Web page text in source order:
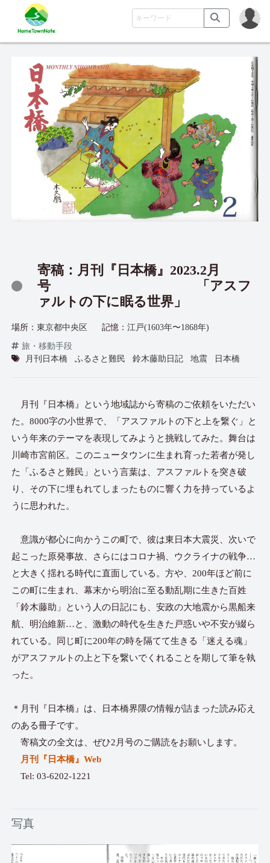
寄稿：月刊『日本橋』2023.2月
号 「アスフ
ァルトの下に眠る世界」
場所：東京都中央区 記憶：江戸(1603年〜1868年)
旅・移動手段
月刊日本橋
ふるさと難民 鈴木藤助日記 地震 日本橋
月刊『日本橋』という地域誌から寄稿のご依頼をいただい
た。8000字の小世界で、「アスファルトの下と上を繋ぐ」と
いう年来のテーマを表現してみようと挑戦してみた。舞台は
川崎市宮前区。このニュータウンに生まれ育った若者が発し
た「ふるさと難民」という言葉は、アスファルトを突き破
り、その下に埋もれてしまったものに響く力を持っているよ
うに思われた。
意識が都心に向かうこの町で、彼は東日本大震災、次いで
起こった原発事故、さらにはコロナ禍、ウクライナの戦争…
と大きく揺れる時代に直面している。方や、200年ほど前に
この町に生まれ、幕末から明治に至る動乱期に生きた百姓
「鈴木藤助」という人の日記にも、安政の大地震から黒船来
航、明治維新…と、激動の時代を生きた戸惑いや不安が綴ら
れている。同じ町に200年の時を隔てて生きる「迷える魂」
がアスファルトの上と下を繋いでくれることを期して筆を執
った。
＊月刊『日本橋』は、日本橋界隈の情報が詰まった読み応え
のある冊子です。
寄稿文の全文は、ぜひ2月号のご購読をお願いします。
月刊『日本橋』Web
Tel: 03-6202-1221
写真